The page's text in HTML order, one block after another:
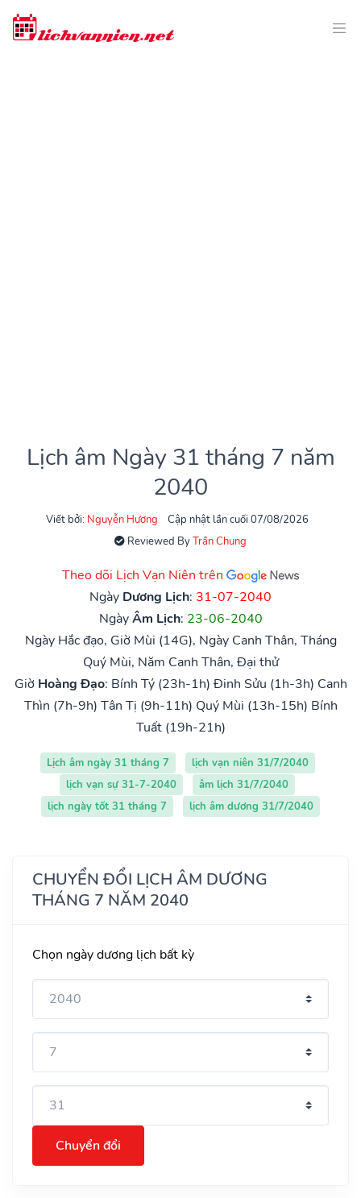
Lịch âm Ngày 31 tháng 7 năm
2040
Viết bởi: Nguyễn Hương
Cập nhật lần cuối 07/08/2026
Reviewed ByTrần Chung
Theo dõi Lịch Vạn Niên trên
Ngày Dương Lịch: 31-07-2040
NgàyÂm Lịch: 23-06-2040
Ngày Hắc đạo, Giờ Mùi (14G), Ngày Canh Thân, Tháng
Quý Mùi, Năm Canh Thân, Đại thử
Giờ Hoàng Đạo: Bính Tý (23h-1h) Đinh Sửu (1h-3h) Canh
Thìn (7h-9h) Tân Tị (9h-11h) Quý Mùi (13h-15h) Bính
Tuất (19h-21h)
Lịch âm ngày 31 tháng 7
lịch vạn niên 31/7/2040
lịch vạn sự 31-7-2040
âm lịch 31/7/2040
lịch ngày tốt 31 tháng 7
lịch âm dương 31/7/2040
CHUYỂN ĐỔI LỊCH ÂM DƯƠNG
THÁNG 7 NĂM 2040
Chọn ngày dương lịch bất kỳ
Chuyển đổi